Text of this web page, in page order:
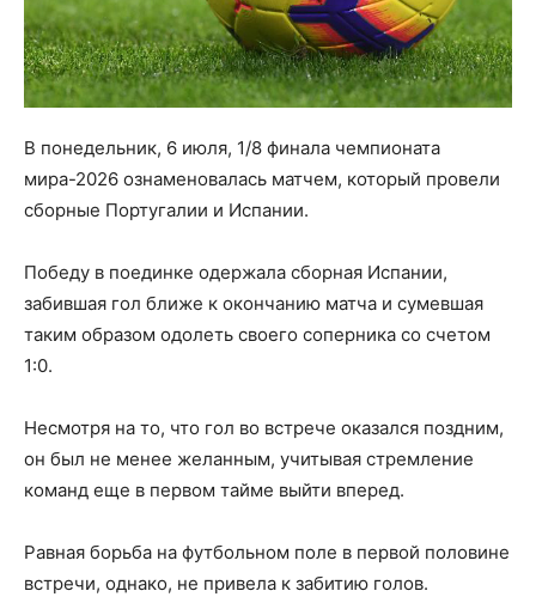
В понедельник, 6 июля, 1/8 финала чемпионата
мира-2026 ознаменовалась матчем, который провели
сборные Португалии и Испании.
Победу в поединке одержала сборная Испании,
забившая гол ближе к окончанию матча и сумевшая
таким образом одолеть своего соперника со счетом
1:0.
Несмотря на то, что гол во встрече оказался поздним,
он был не менее желанным, учитывая стремление
команд еще в первом тайме выйти вперед.
Равная борьба на футбольном поле в первой половине
встречи, однако, не привела к забитию голов.